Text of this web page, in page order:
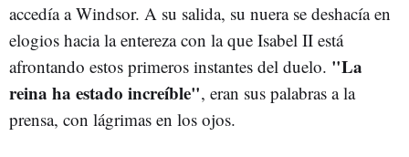
accedía a Windsor. A su salida, su nuera se deshacía en
elogios hacia la entereza con la que Isabel II está
afrontando estos primeros instantes del duelo. "La
reina ha estado increíble", eran sus palabras a la
prensa, con lágrimas en los ojos.